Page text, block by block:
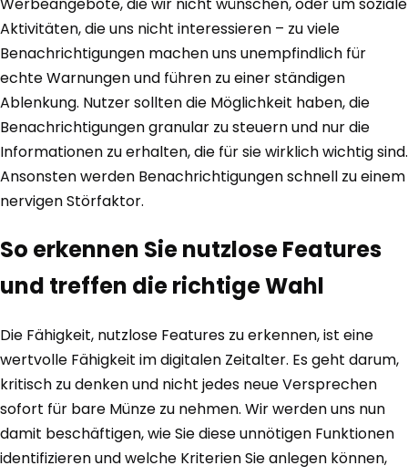
Aktivitäten, die uns nicht interessieren – zu viele
Benachrichtigungen machen uns unempfindlich für
echte Warnungen und führen zu einer ständigen
Ablenkung. Nutzer sollten die Möglichkeit haben, die
Benachrichtigungen granular zu steuern und nur die
Informationen zu erhalten, die für sie wirklich wichtig sind.
Ansonsten werden Benachrichtigungen schnell zu einem
nervigen Störfaktor.
So erkennen Sie nutzlose Features
und treffen die richtige Wahl
Die Fähigkeit, nutzlose Features zu erkennen, ist eine
wertvolle Fähigkeit im digitalen Zeitalter. Es geht darum,
kritisch zu denken und nicht jedes neue Versprechen
sofort für bare Münze zu nehmen. Wir werden uns nun
damit beschäftigen, wie Sie diese unnötigen Funktionen
identifizieren und welche Kriterien Sie anlegen können,